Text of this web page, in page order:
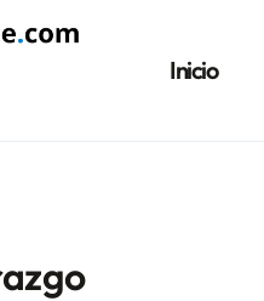
Inicio